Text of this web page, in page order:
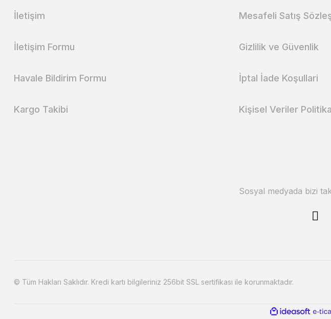
İletişim
İletişim Formu
Havale Bildirim Formu
Kargo Takibi
Mesafeli Satış
Gizlilik ve Güvenlik
İptal İade Koşullari
Kişisel Veriler
Sosyal medyada bizi
© Tüm Hakları Saklıdır. Kredi kartı bilgileriniz 256bit SSL sertifikası ile korunmaktadır.